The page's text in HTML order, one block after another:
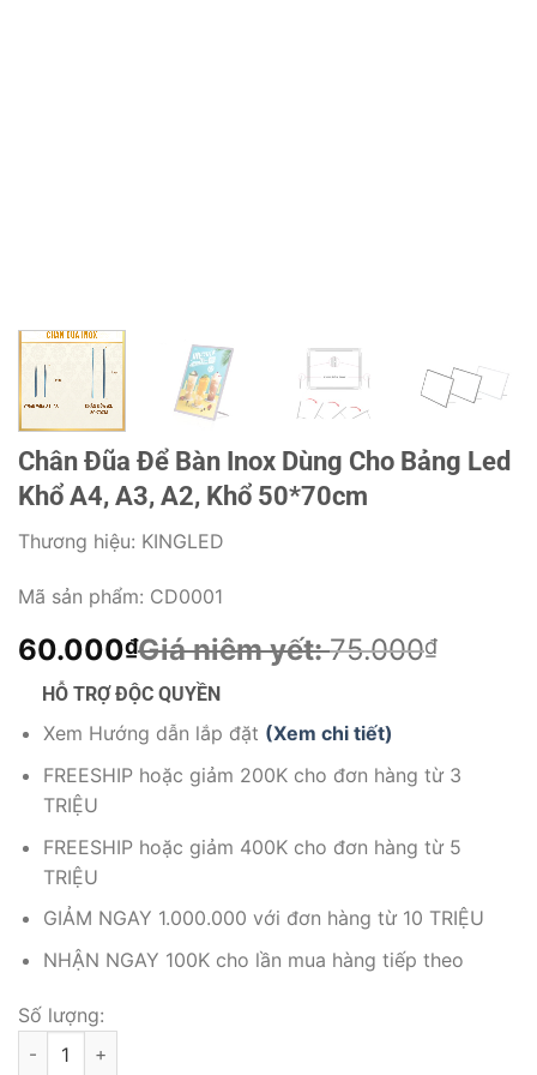
Chân Đũa Để Bàn Inox Dùng Cho Bảng Led
Khổ A4, A3, A2, Khổ 50*70cm
Thương hiệu: KINGLED
Mã sản phẩm: CD0001
60.000₫Giá niêm yết:75.000₫
HỖ TRỢ ĐỘC QUYỀN
Xem Hướng dẫn lắp đặt (Xem chi tiết)
FREESHIP hoặc giảm 200K cho đơn hàng từ 3
TRIỆU
FREESHIP hoặc giảm 400K cho đơn hàng từ 5
TRIỆU
GIẢM NGAY 1.000.000 với đơn hàng từ 10 TRIỆU
NHẬN NGAY 100K cho lần mua hàng tiếp theo
Số lượng:
Chân Đũa Để Bàn Inox Dùng Cho Bảng Led Khổ A4, A3, A2,